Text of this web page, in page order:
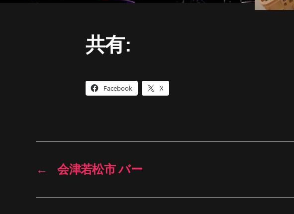
共有:
Facebook X
← 会津若松市 バー